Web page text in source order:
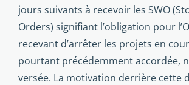
jours suivants à recevoir les SWO
Orders) signifiant l’obligation pour
recevant d’arrêter les projets en
pourtant précédem­ment accordée,
versée. La motivation derrière cette